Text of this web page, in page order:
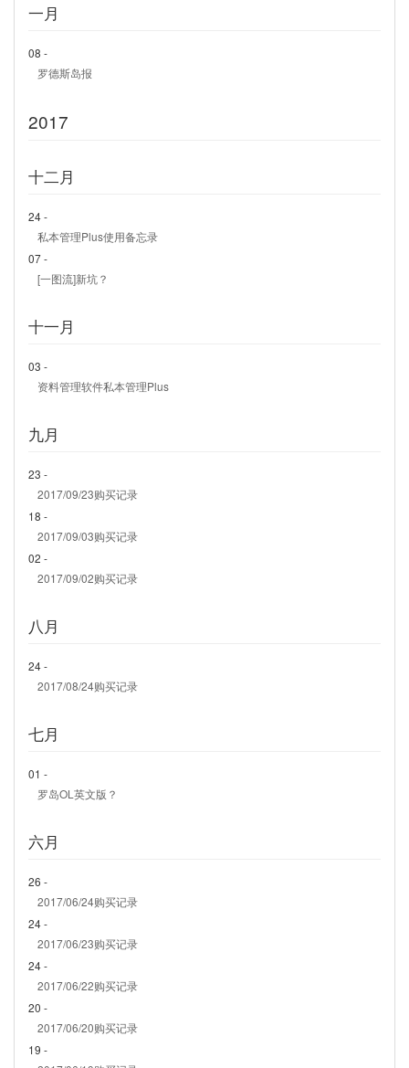
一月
08 -
罗德斯岛报
2017
十二月
24 -
私本管理Plus使用备忘录
07 -
[一图流]新坑？
十一月
03 -
资料管理软件私本管理Plus
九月
23 -
2017/09/23购买记录
18 -
2017/09/03购买记录
02 -
2017/09/02购买记录
八月
24 -
2017/08/24购买记录
七月
01 -
罗岛OL英文版？
六月
26 -
2017/06/24购买记录
24 -
2017/06/23购买记录
24 -
2017/06/22购买记录
20 -
2017/06/20购买记录
19 -